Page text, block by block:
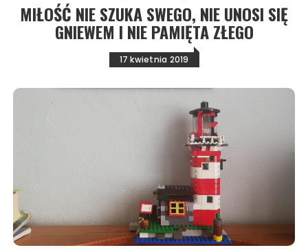
MIŁOŚĆ NIE SZUKA SWEGO, NIE UNOSI SIĘ
GNIEWEM I NIE PAMIĘTA ZŁEGO
17 kwietnia 2019